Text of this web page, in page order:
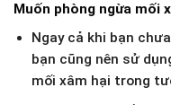
Muốn phòng ngừa mối
Ngay cả khi bạn
bạn cũng nên sử
mối xâm hại trong